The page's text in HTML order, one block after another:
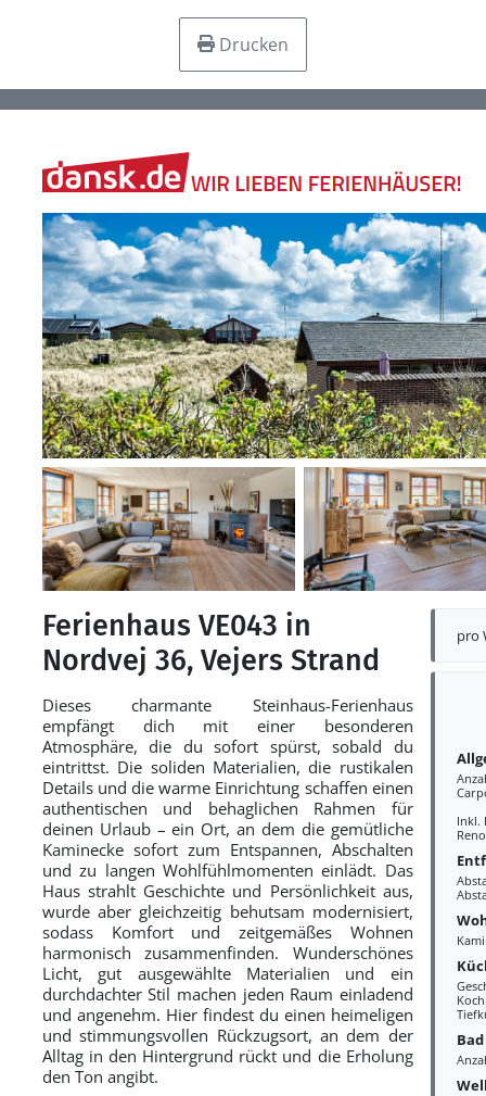
Drucken
pro
Inkl.
Bad
Ferienhaus VE043 in
Nordvej 36, Vejers Strand
Dieses charmante Steinhaus-Ferienhaus
empfängt dich mit einer besonderen
Atmosphäre, die du sofort spürst, sobald du
eintrittst. Die soliden Materialien, die rustikalen
Details und die warme Einrichtung schaffen einen
authentischen und behaglichen Rahmen für
deinen Urlaub – ein Ort, an dem die gemütliche
Kaminecke sofort zum Entspannen, Abschalten
und zu langen Wohlfühlmomenten einlädt. Das
Haus strahlt Geschichte und Persönlichkeit aus,
wurde aber gleichzeitig behutsam modernisiert,
sodass Komfort und zeitgemäßes Wohnen
harmonisch zusammenfinden. Wunderschönes
Licht, gut ausgewählte Materialien und ein
durchdachter Stil machen jeden Raum einladend
und angenehm. Hier findest du einen heimeligen
und stimmungsvollen Rückzugsort, an dem der
Alltag in den Hintergrund rückt und die Erholung
den Ton angibt.